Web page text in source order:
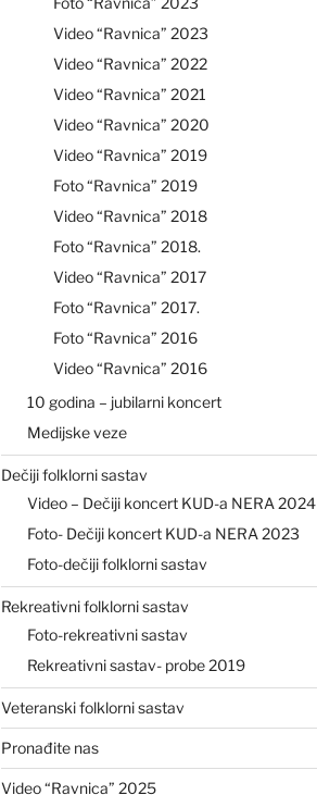
Video “Ravnica” 2023
Video “Ravnica” 2022
Video “Ravnica” 2021
Video “Ravnica” 2020
Video “Ravnica” 2019
Foto “Ravnica” 2019
Video “Ravnica” 2018
Foto “Ravnica” 2018.
Video “Ravnica” 2017
Foto “Ravnica” 2017.
Foto “Ravnica” 2016
Video “Ravnica” 2016
10 godina – jubilarni koncert
Medijske veze
Dečiji folklorni sastav
Video – Dečiji koncert KUD-a NERA 2024
Foto- Dečiji koncert KUD-a NERA 2023
Foto-dečiji folklorni sastav
Rekreativni folklorni sastav
Foto-rekreativni sastav
Rekreativni sastav- probe 2019
Veteranski folklorni sastav
Pronađite nas
Video “Ravnica” 2025